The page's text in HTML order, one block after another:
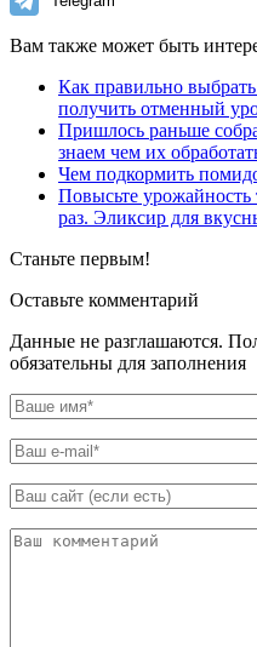
Вам также может быть
Как правильно
получить отменный
Пришлось раньше
знаем чем их
Чем подкормить
Повысьте урожайность
раз. Эликсир для
Станьте первым!
Оставьте комментарий
Данные не разглашаются.
обязательны для заполнения